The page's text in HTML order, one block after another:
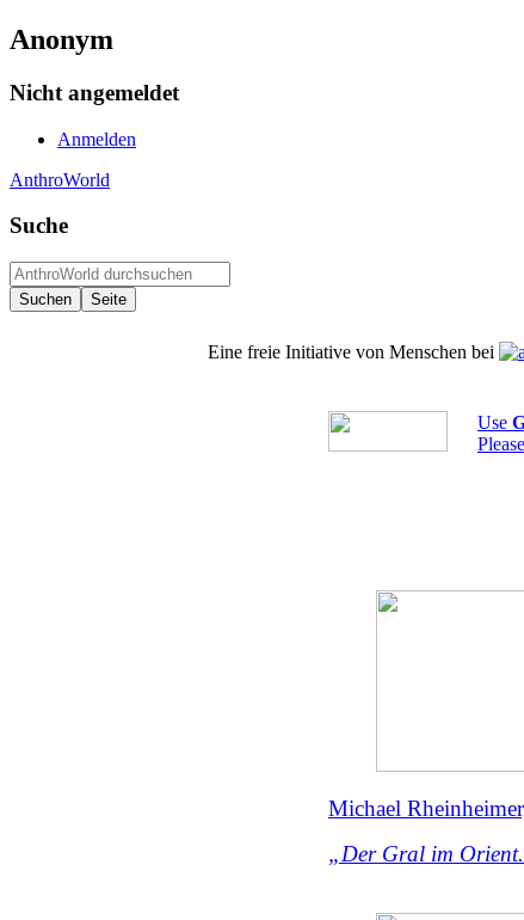
Anonym
Nicht angemeldet
Anmelden
AnthroWorld
Suche
Eine freie Initiative von Menschen bei
Use
Michael
„Der Gral im